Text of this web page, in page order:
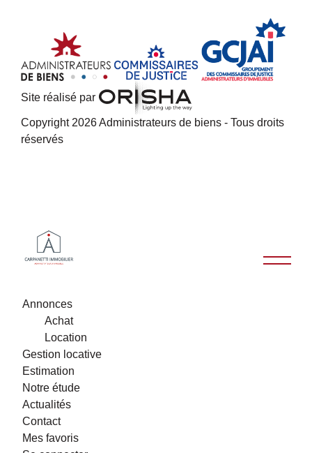
Site réalisé par
Copyright 2026 Administrateurs de biens - Tous droits
réservés
Annonces
Achat
Location
Gestion locative
Estimation
Notre étude
Actualités
Contact
Mes favoris